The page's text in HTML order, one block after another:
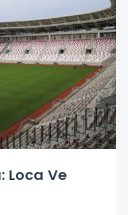
Loca Ve